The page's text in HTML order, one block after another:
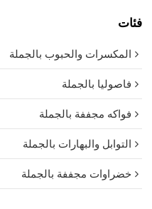
فئات
المكسرات والحبوب بالجملة
فاصوليا بالجملة
فواكه مجففة بالجملة
التوابل والبهارات بالجملة
خضراوات مجففة بالجملة